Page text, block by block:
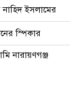
ইসলামের
স্পিকার
নারায়ণগঞ্জ